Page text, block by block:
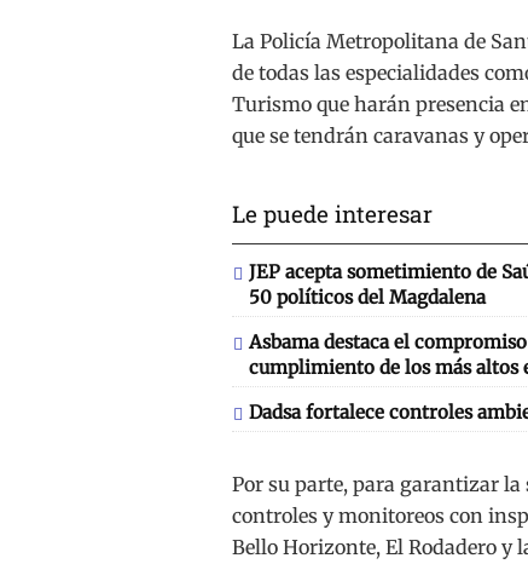
La Policía Metropolitana de
de todas las especialidades
Turismo que harán presencia
que se tendrán caravanas y
Le puede interesar
JEP acepta sometimiento de
50 políticos del Magdalena
Asbama destaca el
cumplimiento de los más altos
Dadsa fortalece controles
Por su parte, para garantizar
controles y monitoreos con
Bello Horizonte, El Rodadero y